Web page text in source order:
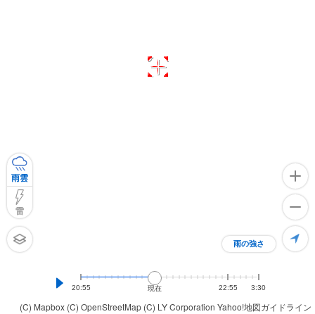
(C) Mapbox (C) OpenStreetMap (C) LY Corporation Yahoo!地図ガイドライン
雨の強さ
雨雲
雷
20:55 現在 22:55 3:30